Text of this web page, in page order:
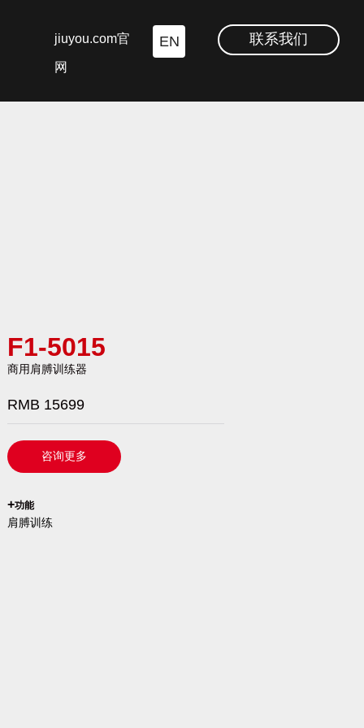
jiuyou.com官
网
EN 联系我们
F1-5015
商用肩膊训练器
RMB 15699
咨询更多
`
+功能
肩膊训练